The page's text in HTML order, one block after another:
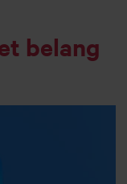
belang